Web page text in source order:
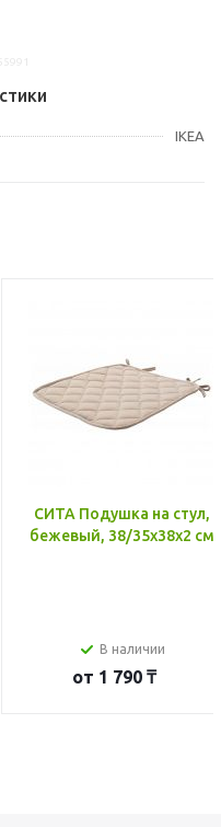
IKEA
СИТА Подушка на стул,
бежевый, 38/35x38x2 см
В наличии
от 1 790 ₸